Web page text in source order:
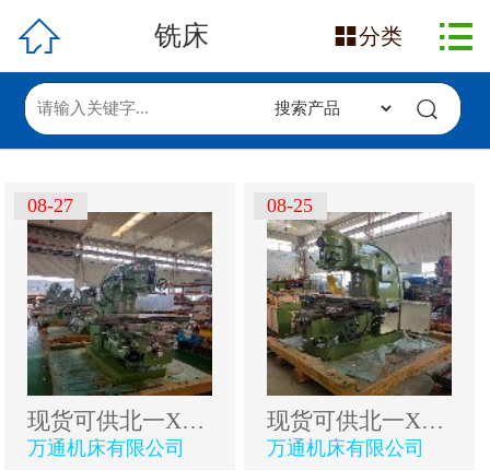
网站首页
在售产品
求购信息
发布供应
 铣床 分类 
08-27
现货可供北一XA5032立铣
万通机床有限公司
08-25
现货可供北一XA5032立铣
万通机床有限公司